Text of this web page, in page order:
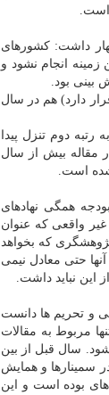
است.
داشت: کشورهای
انجام نشود و
بینی بود.
کرد: خوشبختانه میزان انتشار مقاله کشور هلند (که در رتبه بندی از نظر تعداد مقالات، بعد از ایران و در رتبه ۱۷ قرار دارد) هم در سال
دوم تنزل پیدا
داشته و در سال ۲۰۲۳ نزدیک به چهار هزار مقاله بیش از سال
همگی نهادهای
واقعی که عنوان
که بخواهد
حقوق دریافتی آنها حتی معادل نیمی
این نباید داشت.
و تحریم ها دانست
داشت این تعداد تنها مربوط به مقالات
سال قبل از بین
مربوط به مقالات ارائه شده در سمینارها و همایش
به این همایش های بوده است و این